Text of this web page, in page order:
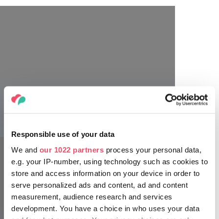
Responsible use of your data
We and our 1022 partners process your personal data,
e.g. your IP-number, using technology such as cookies to
store and access information on your device in order to
serve personalized ads and content, ad and content
measurement, audience research and services
development. You have a choice in who uses your data
Na kraju, svratite u Manufakturu opatije Zirc, u
čijem se podrumu, na bazi tradicije stare 300 godina,